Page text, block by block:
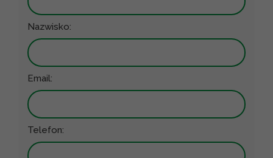
Nazwisko:
Email:
Telefon: